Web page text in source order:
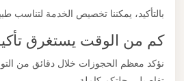
بالتأكيد، يمكننا تخصيص الخدمة لتناسب
كم من الوقت يستغرق تأكيد
نؤكد معظم الحجوزات خلال دقائق من